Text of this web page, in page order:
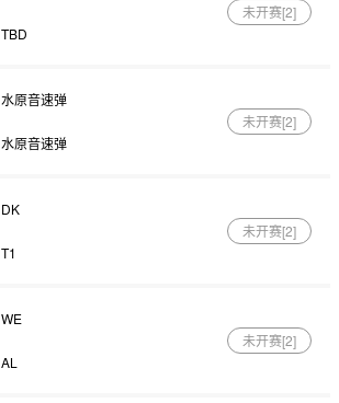
TBD
未开赛[2]
水原音速弹
水原音速弹
未开赛[2]
DK
T1
未开赛[2]
WE
AL
未开赛[2]